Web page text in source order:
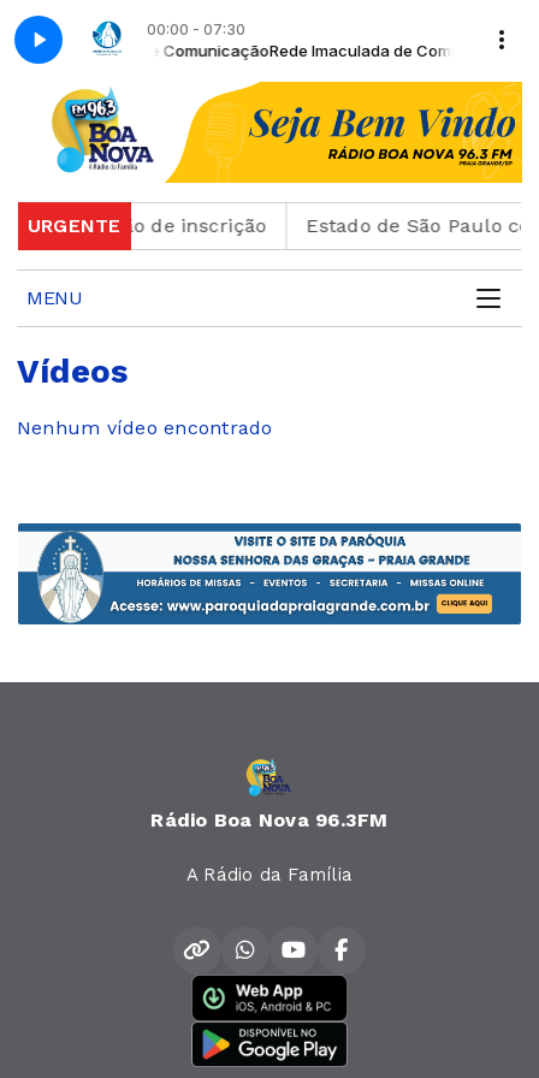
00:00 - 07:30
Imaculada de ComunicaçãoRede Imaculada de Comunicação -
URGENTE
o cartão de inscrição Estado de São Paulo
MENU
Vídeos
Nenhum vídeo encontrado
Rádio Boa Nova 96.3FM
A Rádio da Família